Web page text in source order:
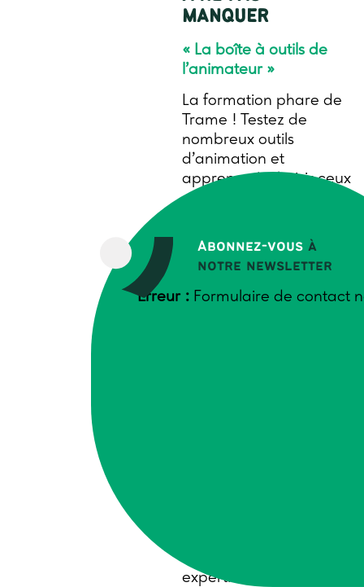
Abonnez-vous à
notre newsletter
Erreur : Formulaire de contact
MANQUER
« La boîte à outils de
l’animateur »
La formation phare de
Trame ! Testez de
nombreux outils
d’animation et
apprenez à choisir ceux
qui répondent le mieux
groupe.
Prochaines sessions :
8 et 9 octobre
expertise en formations